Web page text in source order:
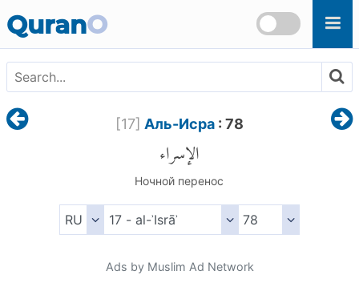
QuranO
[17] Аль-Исра: 78
الإسراء
Ночной перенос
Ads by Muslim Ad Network